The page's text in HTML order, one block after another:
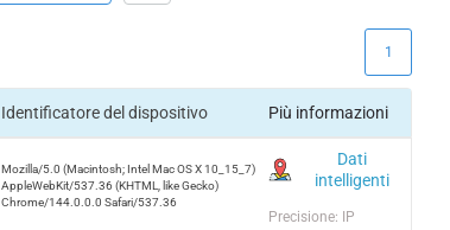
1
Identificatore del dispositivo Più informazioni
Mozilla/5.0 (Macintosh; Intel Mac OS X 10_15_7)
AppleWebKit/537.36 (KHTML, like Gecko)
Chrome/144.0.0.0 Safari/537.36
Dati
intelligenti
Precisione: IP